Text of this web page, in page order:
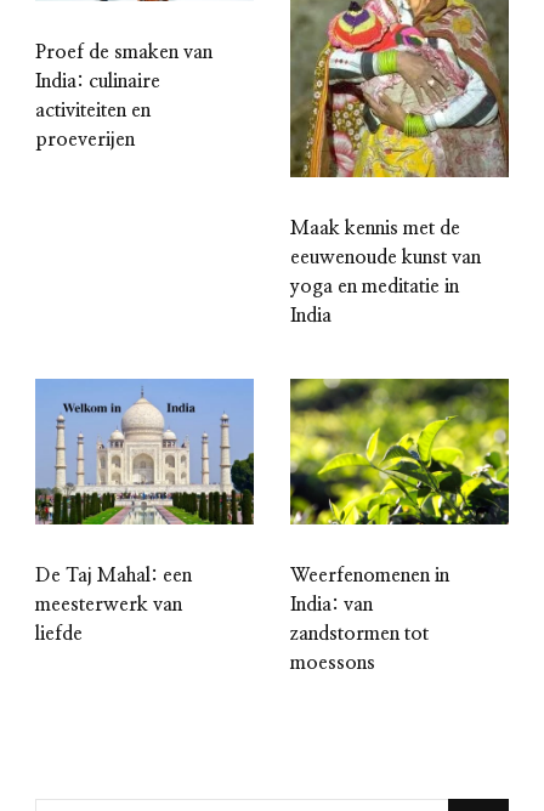
Proef de smaken van
India: culinaire
activiteiten en
proeverijen
Maak kennis met de
eeuwenoude kunst van
yoga en meditatie in
India
De Taj Mahal: een
meesterwerk van
liefde
Weerfenomenen in
India: van
zandstormen tot
moessons